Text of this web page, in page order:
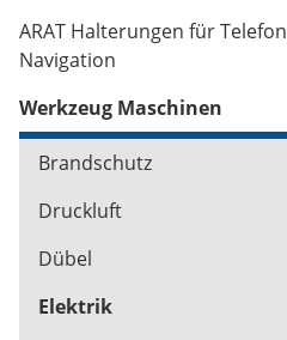
ARAT Halterungen für Telefon
Navigation
Werkzeug Maschinen
Brandschutz
Druckluft
Dübel
Elektrik